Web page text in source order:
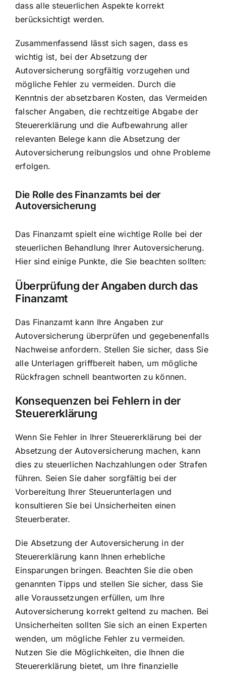
dass alle steuerlichen Aspekte korrekt
berücksichtigt werden.
Zusammenfassend lässt sich sagen, dass es
wichtig ist, bei der Absetzung der
Autoversicherung sorgfältig vorzugehen und
mögliche Fehler zu vermeiden. Durch die
Kenntnis der absetzbaren Kosten, das Vermeiden
falscher Angaben, die rechtzeitige Abgabe der
Steuererklärung und die Aufbewahrung aller
relevanten Belege kann die Absetzung der
Autoversicherung reibungslos und ohne Probleme
erfolgen.
Die Rolle des Finanzamts bei der
Autoversicherung
Das Finanzamt spielt eine wichtige Rolle bei der
steuerlichen Behandlung Ihrer Autoversicherung.
Hier sind einige Punkte, die Sie beachten sollten:
Überprüfung der Angaben durch das
Finanzamt
Das Finanzamt kann Ihre Angaben zur
Autoversicherung überprüfen und gegebenenfalls
Nachweise anfordern. Stellen Sie sicher, dass Sie
alle Unterlagen griffbereit haben, um mögliche
Rückfragen schnell beantworten zu können.
Konsequenzen bei Fehlern in der
Steuererklärung
Wenn Sie Fehler in Ihrer Steuererklärung bei der
Absetzung der Autoversicherung machen, kann
dies zu steuerlichen Nachzahlungen oder Strafen
führen. Seien Sie daher sorgfältig bei der
Vorbereitung Ihrer Steuerunterlagen und
konsultieren Sie bei Unsicherheiten einen
Steuerberater.
Die Absetzung der Autoversicherung in der
Steuererklärung kann Ihnen erhebliche
Einsparungen bringen. Beachten Sie die oben
genannten Tipps und stellen Sie sicher, dass Sie
alle Voraussetzungen erfüllen, um Ihre
Autoversicherung korrekt geltend zu machen. Bei
Unsicherheiten sollten Sie sich an einen Experten
wenden, um mögliche Fehler zu vermeiden.
Nutzen Sie die Möglichkeiten, die Ihnen die
Steuererklärung bietet, um Ihre finanzielle